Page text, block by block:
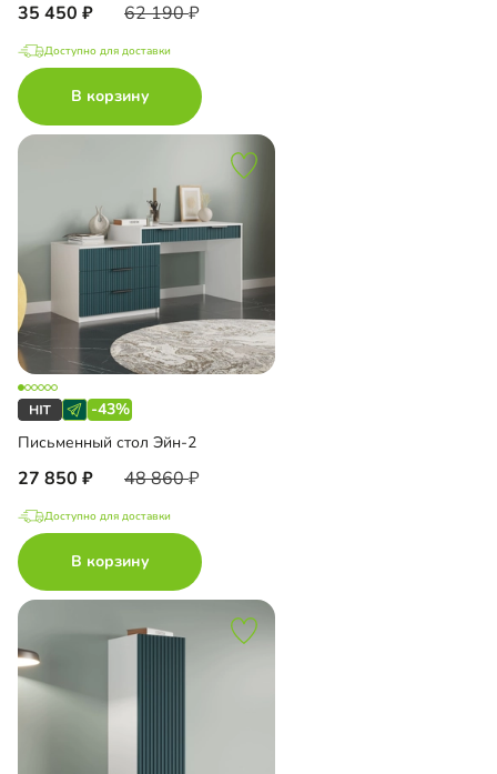
35 450 62 190
Доступно для доставки
В корзину
-43%
Письменный стол Эйн-2
27 850 48 860
Доступно для доставки
В корзину